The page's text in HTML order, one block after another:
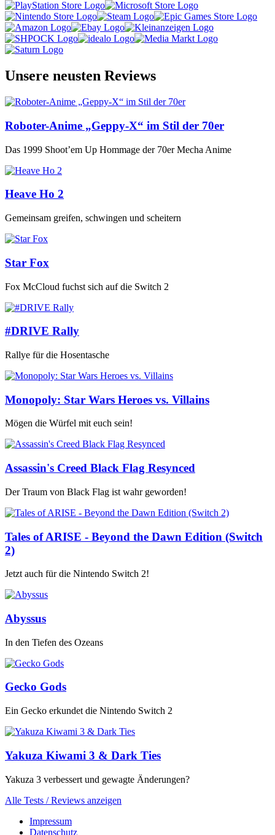
Unsere neusten Reviews
Roboter-Anime „Geppy-X“ im Stil der 70er
Das 1999 Shoot’em Up Hommage der 70er Mecha Anime
Heave Ho 2
Gemeinsam greifen, schwingen und scheitern
Star Fox
Fox McCloud fuchst sich auf die Switch 2
#DRIVE Rally
Rallye für die Hosentasche
Monopoly: Star Wars Heroes vs. Villains
Mögen die Würfel mit euch sein!
Assassin's Creed Black Flag Resynced
Der Traum von Black Flag ist wahr geworden!
Tales of ARISE - Beyond the Dawn Edition (Switch
2)
Jetzt auch für die Nintendo Switch 2!
Abyssus
In den Tiefen des Ozeans
Gecko Gods
Ein Gecko erkundet die Nintendo Switch 2
Yakuza Kiwami 3 & Dark Ties
Yakuza 3 verbessert und gewagte Änderungen?
Alle Tests / Reviews anzeigen
Impressum
Datenschutz